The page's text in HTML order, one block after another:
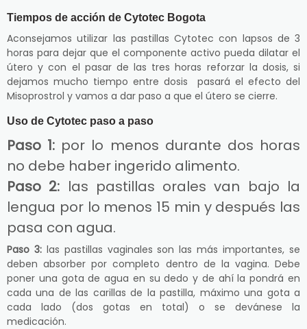
Tiempos de acción de Cytotec Bogota
Aconsejamos utilizar las pastillas Cytotec con lapsos de 3
horas para dejar que el componente activo pueda dilatar el
útero y con el pasar de las tres horas reforzar la dosis, si
dejamos mucho tiempo entre dosis pasará el efecto del
Misoprostrol y vamos a dar paso a que el útero se cierre.
Uso de Cytotec paso a paso
Paso 1: por lo menos durante dos horas
no debe haber ingerido alimento.
Paso 2: las pastillas orales van bajo la
lengua por lo menos 15 min y después las
pasa con agua.
Paso 3:las pastillas vaginales son las más importantes, se
deben absorber por completo dentro de la vagina. Debe
poner una gota de agua en su dedo y de ahí la pondrá en
cada una de las carillas de la pastilla, máximo una gota a
cada lado (dos gotas en total) o se devánese la
medicación.